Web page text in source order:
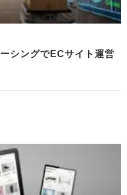
シングでECサイト運営